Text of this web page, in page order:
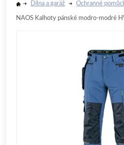
Dílna a garáž Ochranné
NAOS Kalhoty pánské modro-modré